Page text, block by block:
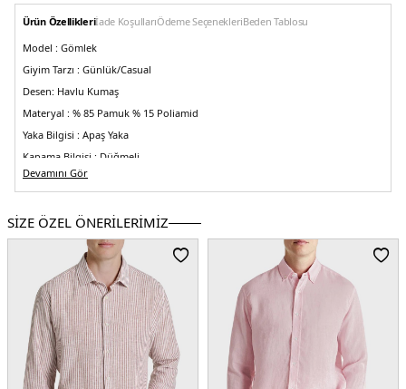
Ürün Özellikleriİade KoşullarıÖdeme SeçenekleriBeden Tablosu
Model : Gömlek
Giyim Tarzı : Günlük/Casual
Desen: Havlu Kumaş
Materyal : % 85 Pamuk % 15 Poliamid
Yaka Bilgisi : Apaş Yaka
Kapama Bilgisi : Düğmeli
Kol Bilgisi :Kısa Kol
Üretim Yeri :Türkiye
5DY1BM25002254MS111.07
Devamını Gör
SİZE ÖZEL ÖNERİLERİMİZ